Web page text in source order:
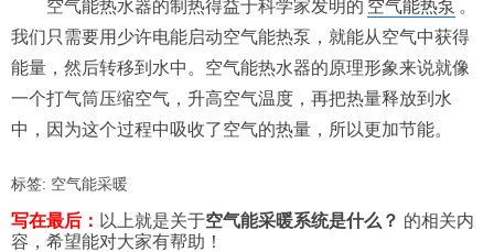
空气能热水器的制热得益于科学家发明的 空气能热泵 。
我们只需要用少许电能启动空气能热泵，就能从空气中获得
能量，然后转移到水中。空气能热水器的原理形象来说就像
一个打气筒压缩空气，升高空气温度，再把热量释放到水
中，因为这个过程中吸收了空气的热量，所以更加节能。
标签: 空气能采暖
写在最后： 以上就是关于空气能采暖系统是什么？ 的相关内
容，希望能对大家有帮助！